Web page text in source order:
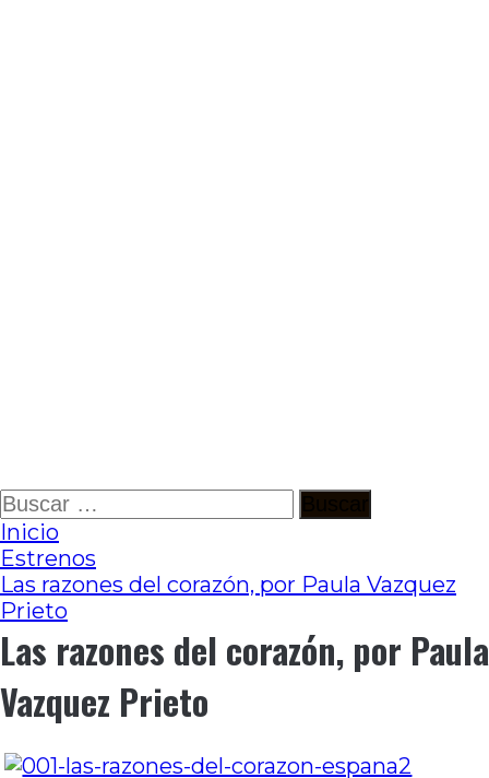
Ir
al
contenido
Buscar:
Inicio
Estrenos
Las razones del corazón, por Paula Vazquez
Prieto
Las razones del corazón, por Paula
Vazquez Prieto